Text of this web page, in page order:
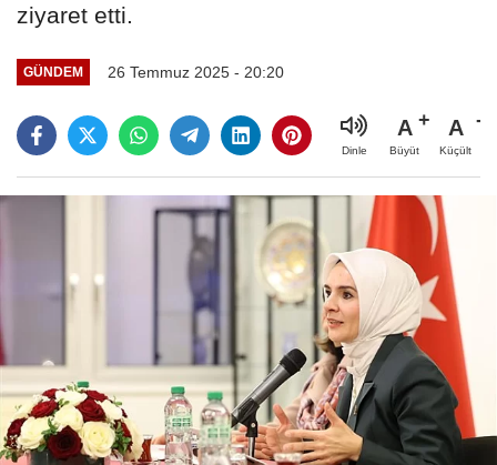
ziyaret etti.
GÜNDEM 26 Temmuz 2025 - 20:20
Dinle
A
Büyüt
A
Küçült